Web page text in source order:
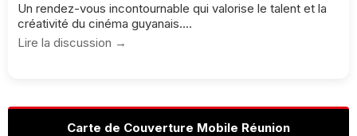
Un rendez-vous incontournable qui valorise le talent et la
créativité du cinéma guyanais....
Lire la discussion →
Carte de Couverture Mobile Réunion